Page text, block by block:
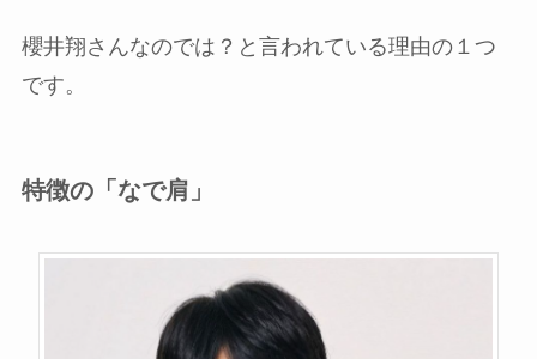
櫻井翔さんなのでは？と言われている理由の１つ
です。
特徴の「なで肩」